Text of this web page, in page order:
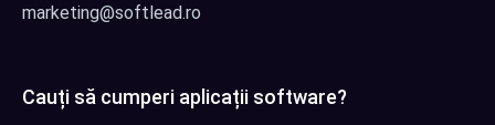
marketing@softlead.ro
Cauți să cumperi aplicații software?